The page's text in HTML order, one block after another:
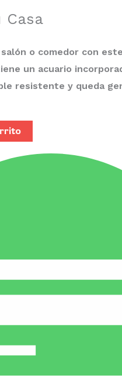
Casa
o comedor con
un acuario
resistente y queda